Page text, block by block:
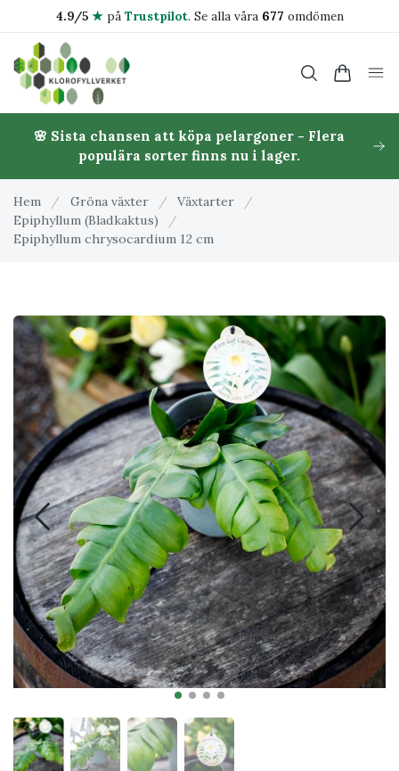
4.9/5 ★på Trustpilot. Se alla våra 677 omdömen
🌸 Sista chansen att köpa pelargoner - Flera
populära sorter finns nu i lager.
Hem / Gröna växter / Växtarter
/
Epiphyllum (Bladkaktus)
/
Epiphyllum chrysocardium 12 cm